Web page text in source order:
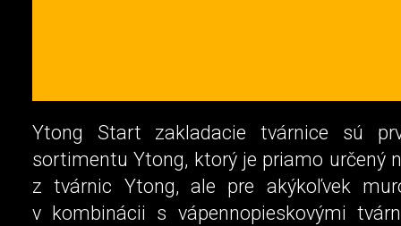
Ytong Start zakladacie tvárnice sú
sortimentu Ytong, ktorý je priamo určený
z tvárnic Ytong, ale pre akýkoľvek
v kombinácii s vápennopieskovými